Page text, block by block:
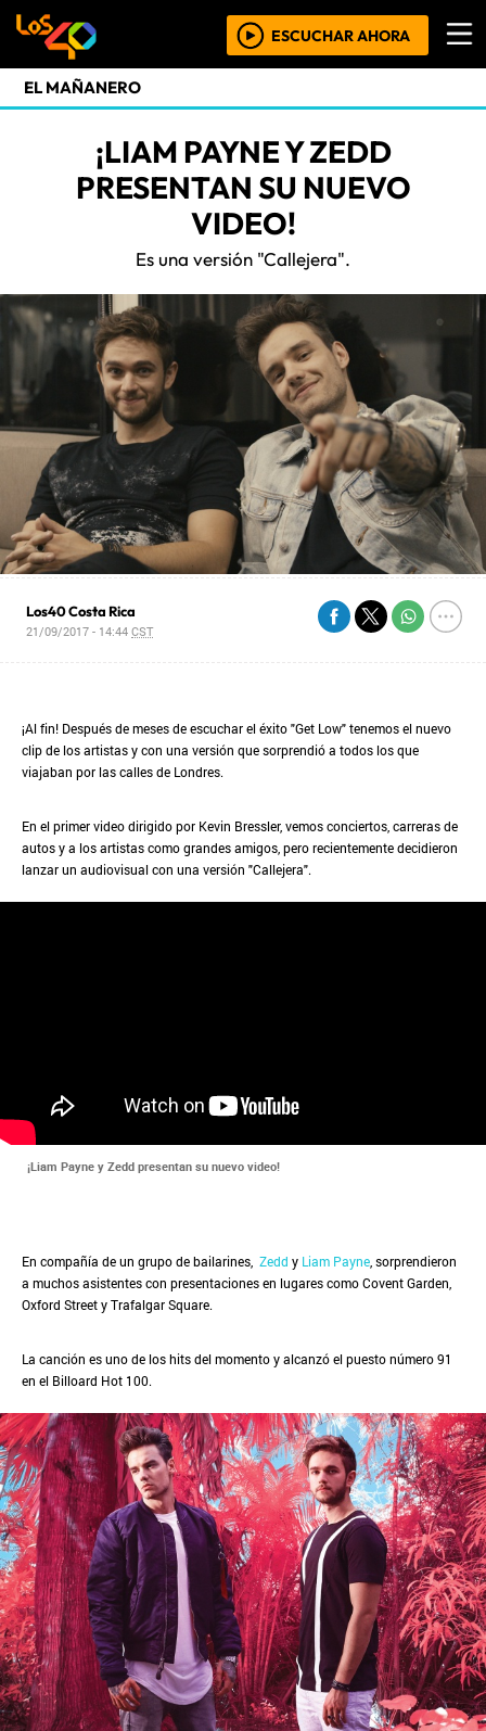
ESCUCHAR AHORA
EL MAÑANERO
¡LIAM PAYNE Y ZEDD
PRESENTAN SU NUEVO
VIDEO!
Es una versión "Callejera".
Los40 Costa Rica
21/09/2017 - 14:44CST
¡Al fin! Después de meses de escuchar el éxito "Get Low" tenemos el nuevo
clip de los artistas y con una versión que sorprendió a todos los que
viajaban por las calles de Londres.
En el primer video dirigido por Kevin Bressler, vemos conciertos, carreras de
autos y a los artistas como grandes amigos, pero recientemente decidieron
lanzar un audiovisual con una versión "Callejera".
¡Liam Payne y Zedd presentan su nuevo video!
En compañía de un grupo de bailarines, Zedd y Liam Payne , sorprendieron
a muchos asistentes con presentaciones en lugares como Covent Garden,
Oxford Street y Trafalgar Square.
La canción es uno de los hits del momento y alcanzó el puesto número 91
en el Billoard Hot 100.